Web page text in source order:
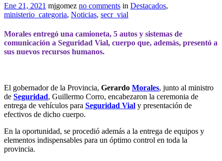
Ene 21, 2021 mjgomez no comments in Destacados,
ministerio_categoria, Noticias, secr_vial
Morales entregó una camioneta, 5 autos y sistemas de
comunicación a Seguridad Vial, cuerpo que, además, presentó a
sus nuevos recursos humanos.
El gobernador de la Provincia, Gerardo Morales, junto al ministro
de Seguridad, Guillermo Corro, encabezaron la ceremonia de
entrega de vehículos para Seguridad Vial y presentación de
efectivos de dicho cuerpo.
En la oportunidad, se procedió además a la entrega de equipos y
elementos indispensables para un óptimo control en toda la
provincia.